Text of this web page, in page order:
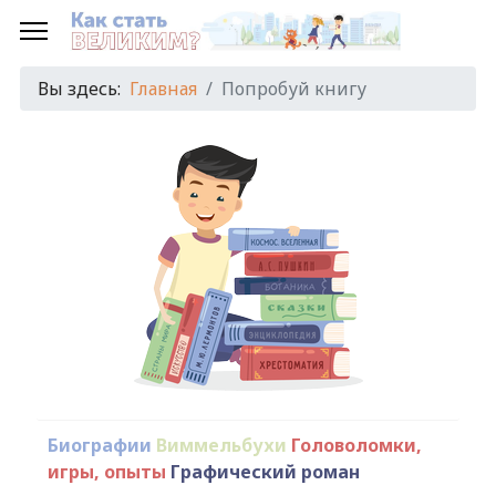
Вы здесь: Главная Попробуй книгу
Биографии Виммельбухи Головоломки,
игры, опыты Графический роман